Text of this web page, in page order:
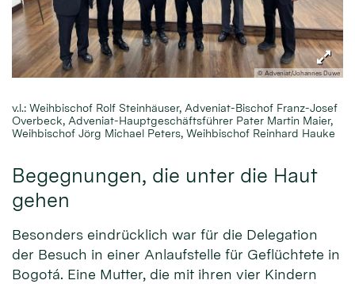
© Adveniat/Johannes Duwe
v.l.: Weihbischof Rolf Steinhäuser, Adveniat-Bischof Franz-Josef
Overbeck, Adveniat-Hauptgeschäftsführer Pater Martin Maier,
Weihbischof Jörg Michael Peters, Weihbischof Reinhard Hauke
Begegnungen, die unter die Haut
gehen
Besonders eindrücklich war für die Delegation
der Besuch in einer Anlaufstelle für Geflüchtete in
Bogotá. Eine Mutter, die mit ihren vier Kindern